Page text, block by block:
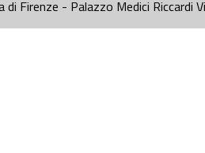
Firenze - Palazzo Medici Riccardi